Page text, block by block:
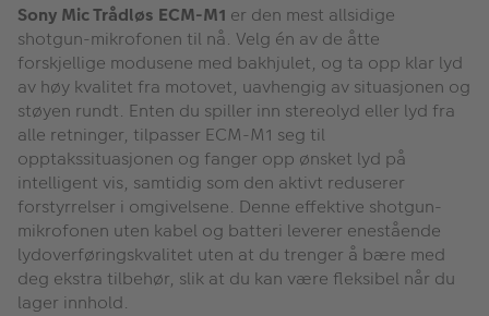
Sony Mic Trådløs ECM-M1 er den mest allsidige
shotgun-mikrofonen til nå. Velg én av de åtte
forskjellige modusene med bakhjulet, og ta opp klar lyd
av høy kvalitet fra motovet, uavhengig av situasjonen og
støyen rundt. Enten du spiller inn stereolyd eller lyd fra
alle retninger, tilpasser ECM-M1 seg til
opptakssituasjonen og fanger opp ønsket lyd på
intelligent vis, samtidig som den aktivt reduserer
forstyrrelser i omgivelsene. Denne effektive shotgun-
mikrofonen uten kabel og batteri leverer enestående
lydoverføringskvalitet uten at du trenger å bære med
deg ekstra tilbehør, slik at du kan være fleksibel når du
lager innhold.